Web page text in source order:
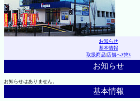
お知らせ
基本情報
取扱商品|店舗へｱｸｾｽ
お知らせ
お知らせはありません。
基本情報